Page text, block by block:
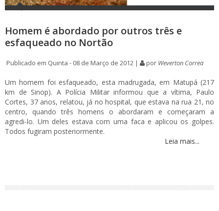
Homem é abordado por outros três e
esfaqueado no Nortão
Publicado em Quinta - 08 de Março de 2012 | por Weverton Correa
Um homem foi esfaqueado, esta madrugada, em Matupá (217
km de Sinop). A Polícia Militar informou que a vítima, Paulo
Cortes, 37 anos, relatou, já no hospital, que estava na rua 21, no
centro, quando três homens o abordaram e começaram a
agredi-lo. Um deles estava com uma faca e aplicou os golpes.
Todos fugiram posteriormente.
Leia mais...